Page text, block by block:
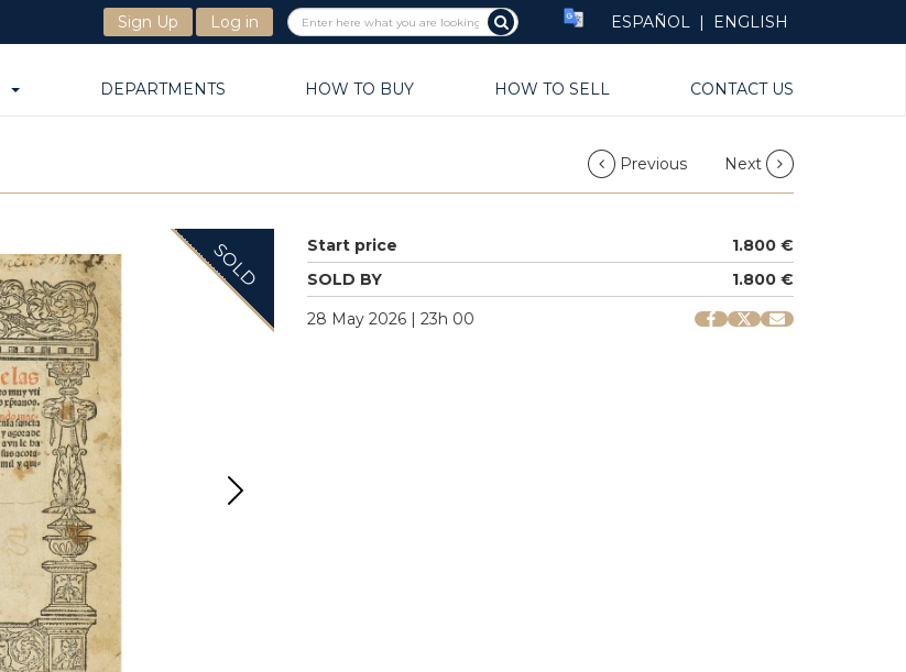
Sign Up Log in ESPAÑOL | ENGLISH
DEPARTMENTS HOW TO BUY HOW TO SELL CONTACT US
Previous Next
SOLD Start price
1.800 €
SOLD BY
1.800 €
28 May 2026 | 23h 00